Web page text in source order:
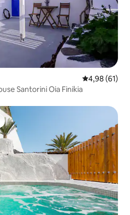
4,98 de uma
4,98 (61)
Santorini Oia Finikia